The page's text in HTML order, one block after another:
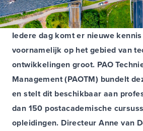
Iedere dag komt er nieuwe
voornamelijk op het gebied van
ontwikkelingen groot. PAO
Management (PAOTM) bundelt
en stelt dit beschikbaar aan
dan 150 postacademische
opleidingen. Directeur Anne van